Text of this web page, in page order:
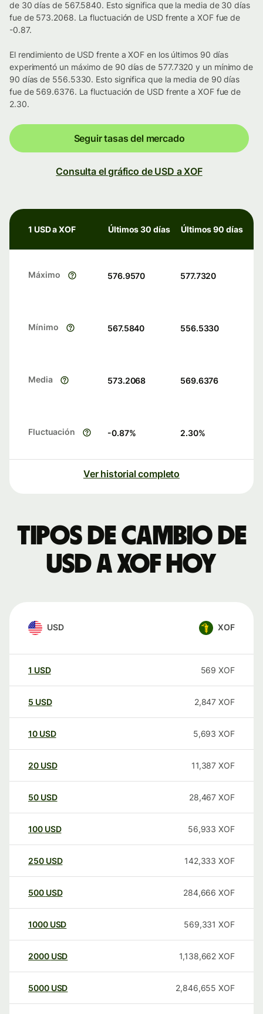
de 30 días de 567.5840. Esto significa que la media de 30 días
fue de 573.2068. La fluctuación de USD frente a XOF fue de
-0.87.
El rendimiento de USD frente a XOF en los últimos 90 días
experimentó un máximo de 90 días de 577.7320 y un mínimo de
90 días de 556.5330. Esto significa que la media de 90 días
fue de 569.6376. La fluctuación de USD frente a XOF fue de
2.30.
Seguir tasas del mercado
Consulta el gráfico de USD a XOF
1 USD a XOF Últimos 30 días Últimos 90 días
Máximo 576.9570 577.7320
Mínimo 567.5840 556.5330
Media 573.2068 569.6376
Fluctuación -0.87% 2.30%
Ver historial completo
Tipos de cambio de
USD a XOF hoy
USD XOF
1 USD 569 XOF
5 USD 2,847 XOF
10 USD 5,693 XOF
20 USD 11,387 XOF
50 USD 28,467 XOF
100 USD 56,933 XOF
250 USD 142,333 XOF
500 USD 284,666 XOF
1000 USD 569,331 XOF
2000 USD 1,138,662 XOF
5000 USD 2,846,655 XOF